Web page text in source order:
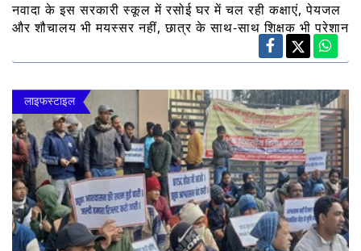
नवादा के इस सरकारी स्कूल में रसोई घर में चल रही कक्षाएं, पेयजल
और शौचालय भी मयस्सर नहीं, छात्र के साथ-साथ शिक्षक भी परेशान
लाइफस्टाइल